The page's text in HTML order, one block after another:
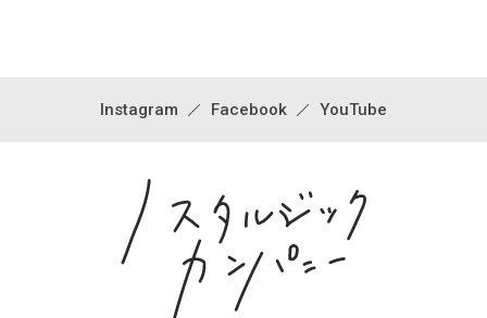
Instagram Facebook YouTube